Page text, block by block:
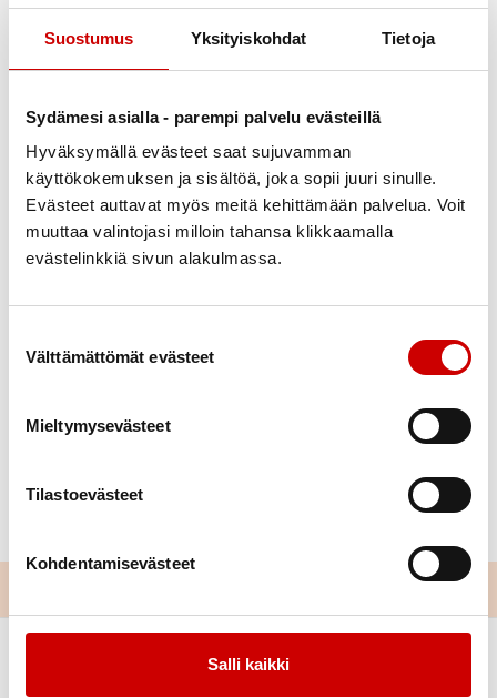
Suostumus Yksityiskohdat Tietoja
Sydämesi asialla - parempi palvelu evästeillä
Hyväksymällä evästeet saat sujuvamman
käyttökokemuksen ja sisältöä, joka sopii juuri sinulle.
Evästeet auttavat myös meitä kehittämään palvelua. Voit
muuttaa valintojasi milloin tahansa klikkaamalla
evästelinkkiä sivun alakulmassa.
Välttämättömät evästeet
Mieltymysevästeet
Tilastoevästeet
Kohdentamisevästeet
Salli kaikki
Tervetuloa tutustumaan toimintaamme!
Kahvitarjoilu 😊